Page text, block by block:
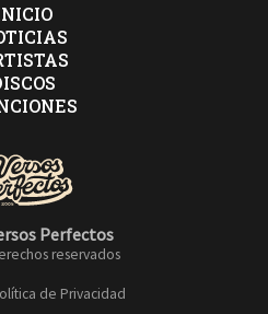
Perfectos
reservados
de Privacidad